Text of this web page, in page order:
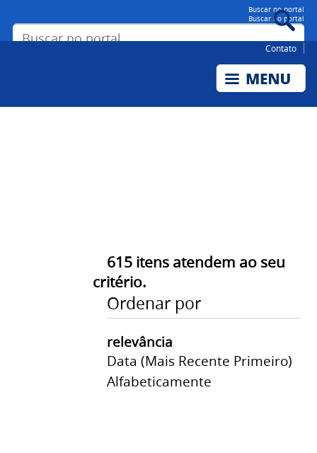
Buscar no portal
Buscar no portal
Contato
615 itens atendem ao seu
critério.
Ordenar por
relevância
Data (mais Recente Primeiro)
Alfabeticamente